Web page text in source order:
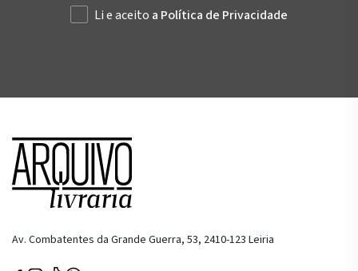
Li e aceito a Política de Privacidade
Av. Combatentes da Grande Guerra, 53, 2410-123 Leiria